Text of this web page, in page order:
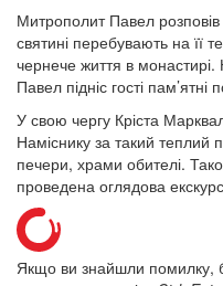
Митрополит Павел
святині перебувають на її
чернече життя в
Павел підніс гості пам’ятні
У свою чергу Кріста
Наміснику за такий теплий
печери, храми обителі.
проведена оглядова
Якщо ви знайшли помилку,